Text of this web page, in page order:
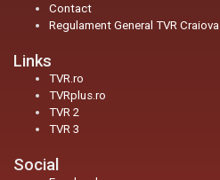
Contact
Regulament General TVR Craiova
Links
TVR.ro
TVRplus.ro
TVR 2
TVR 3
Social